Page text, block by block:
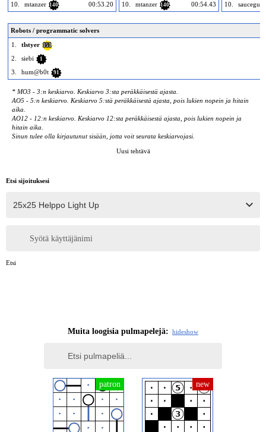
10.
mtanzer 140 00:53.20
10.
mtanzer 140 00:54.43 10.
Robots / programmatic solvers
1.
tlstyer 151
2. siebi 1
3. hum@b0t 91
* MO3 - 3:n keskiarvo. Keskiarvo 3:sta peräkkäisestä ajasta.
AO5 - 5:n keskiarvo. Keskiarvo 5:stä peräkkäisestä ajasta, pois lukien nopein ja hitain
aika.
AO12 - 12:n keskiarvo. Keskiarvo 12:sta peräkkäisestä ajasta, pois lukien nopein ja
hitain aika.
Sinun tulee olla kirjautunut sisään, jotta voit seurata keskiarvojasi.
Uusi tehtävä
Etsi sijoituksesi
Syötä käyttäjänimi
Etsi
Muita loogisia pulmapelejä: hideshow